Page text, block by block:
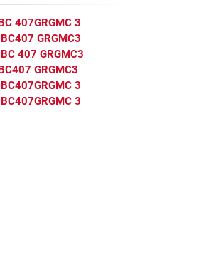
407GRGMC 3
GRGMC3
407 GRGMC3
GRGMC3
3
3